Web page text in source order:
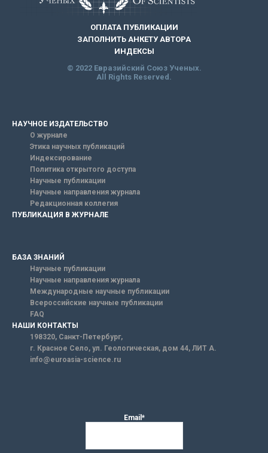
ОПЛАТА ПУБЛИКАЦИИ
ЗАПОЛНИТЬ АНКЕТУ АВТОРА
ИНДЕКСЫ
© 2022 Евразийский Союз Ученых.
All Rights Reserved.
НАУЧНОЕ ИЗДАТЕЛЬСТВО
О журнале
Этика научных публикаций
Индексирование
Политика открытого доступа
Научные публикации
Научные направления журнала
Редакционная коллегия
ПУБЛИКАЦИЯ В ЖУРНАЛЕ
БАЗА ЗНАНИЙ
Научные публикации
Научные направления журнала
Международные научные публикации
Всероссийские научные публикации
FAQ
НАШИ КОНТАКТЫ
198320, Санкт-Петербург,
г. Красное Село, ул. Геологическая, дом 44, ЛИТ А.
info@euroasia-science.ru
Email*